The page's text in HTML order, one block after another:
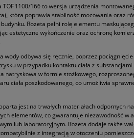
TOF 1100/166 to wersja urządzenia
która poprawia stabilność mocowania oraz
Rozeta pełni rolę elementu
estetyczne wykończenie oraz ochronę
wody odbywa się ręcznie, poprzez
w przypadku kontaktu ciała z
natryskowa w formie stożkowego,
ciała poszkodowanego, co umożliwia
jest na trwałych materiałach odpornych
elementów, co gwarantuje niezawodność w
lub laboratoryjnym. Rozeta dodaje także
z integracją w otoczeniu